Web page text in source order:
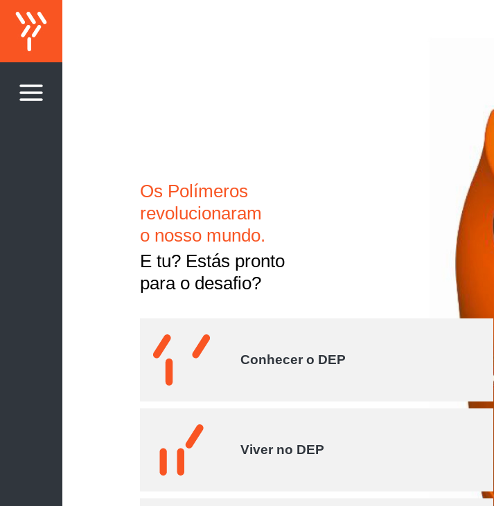
Os Polímeros
revolucionaram
o nosso mundo.
E tu? Estás pronto
para o desafio?
Conhecer o DEP
Viver no DEP